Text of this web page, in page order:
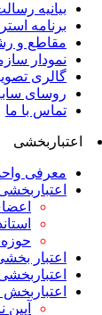
بیانیه
برنامه
مقاطع و
نمودار
گالری تصویر
روسای سابق
تماس با ما
اعتباربخشی
معرفی واحد
حوزه
اعتبار
اعتباربخش
آیین